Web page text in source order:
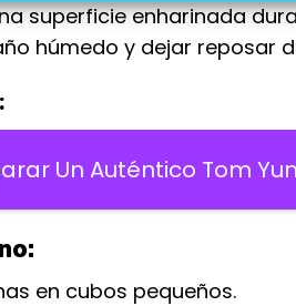
superficie enharinada
húmedo y dejar reposar
Un Auténtico Tom
en cubos pequeños.